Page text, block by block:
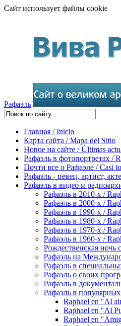
Сайт использует файлы cookie
Рафаэль
Главная / Inicio
Карта сайта / Mapa del Sitio
Новое на сайте / Últimas
Рафаэль в фотопортретах /
Почти все о Рафаэле / Casi
Рафаэль - певец, артист,
Рафаэль в видео и
Рафаэль в 2010-х /
Рафаэль в 2000-х /
Рафаэль в 1990-х /
Рафаэль в 1980-х /
Рафаэль в 1970-х /
Рафаэль в 1960-х /
Рождественская ночь
Рафаэль на
Рафаэль в
Рафаэль о своих
Рафаэль в
Рафаэль в
Raphael en "Al
Raphael en "Al
Raphael en